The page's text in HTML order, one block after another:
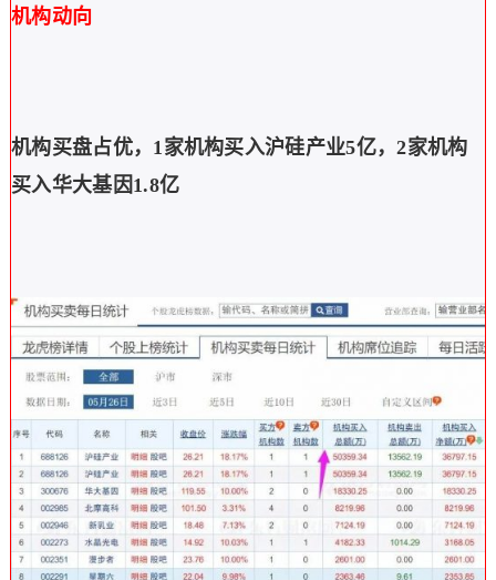
机构动向
机构买盘占优， 1家机构买入沪硅产业5亿，2家机构
买入华大基因1.8亿